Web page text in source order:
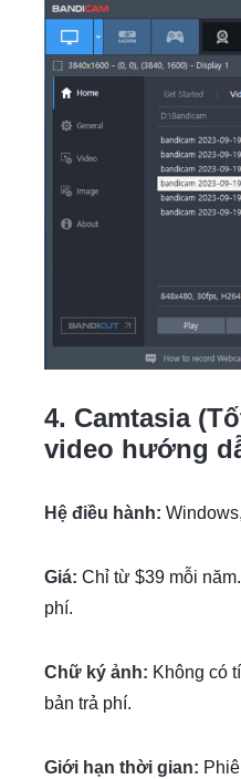
4. Camtasia
video hướng
Hệ điều hành:
Giá: Chỉ từ $39 mỗi
phí.
Chữ ký ảnh: Không có
bản trả phí.
Giới hạn thời gian: